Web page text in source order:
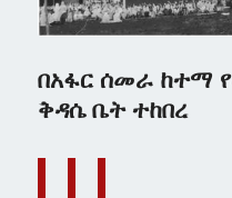
በአፋር ሰመራ ከተማ
ቅዳሴ ቤት ተከበረ